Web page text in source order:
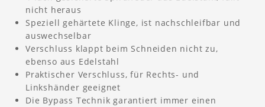
nicht heraus
Speziell gehärtete Klinge, ist nachschleifbar und
auswechselbar
Verschluss klappt beim Schneiden nicht zu,
ebenso aus Edelstahl
Praktischer Verschluss, für Rechts- und
Linkshänder geeignet
Die Bypass Technik garantiert immer einen